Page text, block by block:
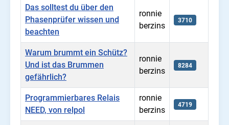
Das solltest du über den
Phasenprüfer wissen und
beachten
ronnie
berzins
3710
Warum brummt ein Schütz?
Und ist das Brummen
gefährlich?
ronnie
berzins
8284
Programmierbares Relais
NEED, von relpol
ronnie
berzins
4719